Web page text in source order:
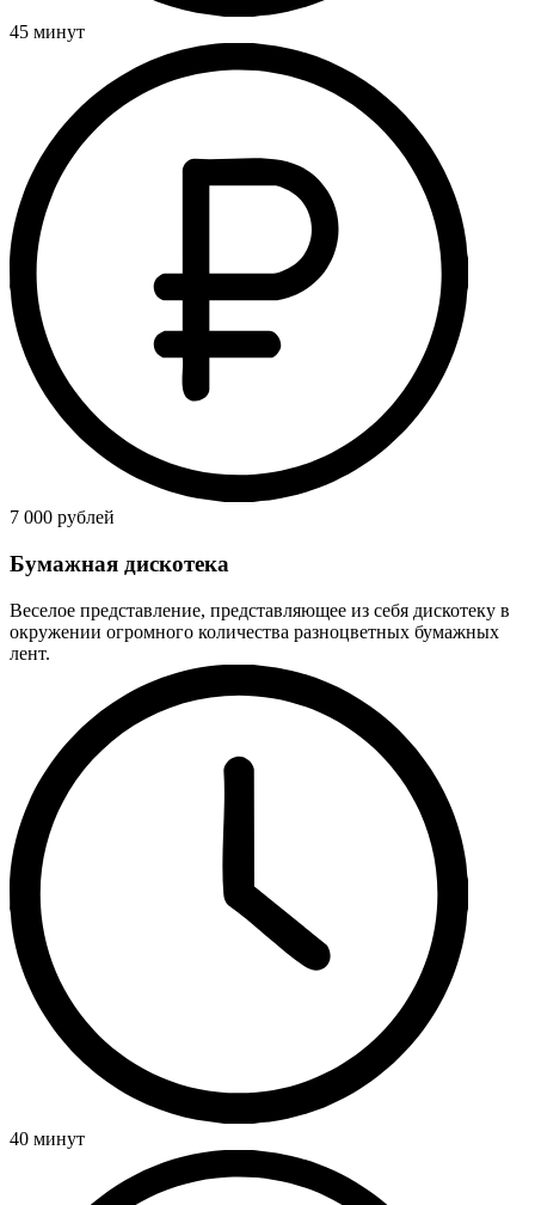
45 минут
7 000 рублей
Бумажная дискотека
Веселое представление, представляющее из себя дискотеку в
окружении огромного количества разноцветных бумажных
лент.
40 минут